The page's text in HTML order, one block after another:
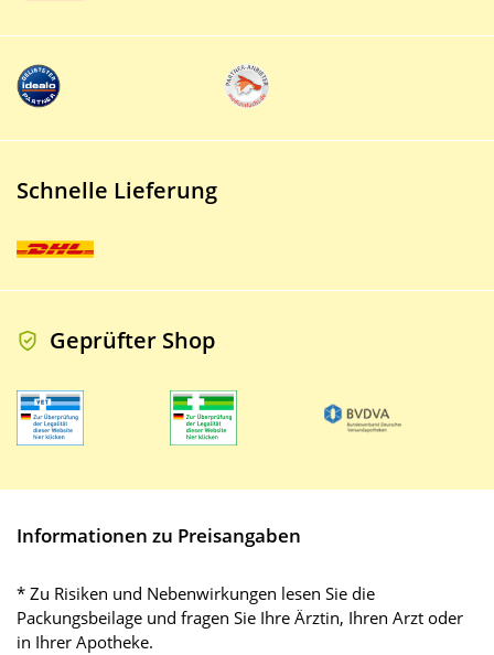
Schnelle Lieferung
Geprüfter Shop
Informationen zu Preisangaben
* Zu Risiken und Nebenwirkungen lesen Sie die
Packungsbeilage und fragen Sie Ihre Ärztin, Ihren Arzt oder
in Ihrer Apotheke.